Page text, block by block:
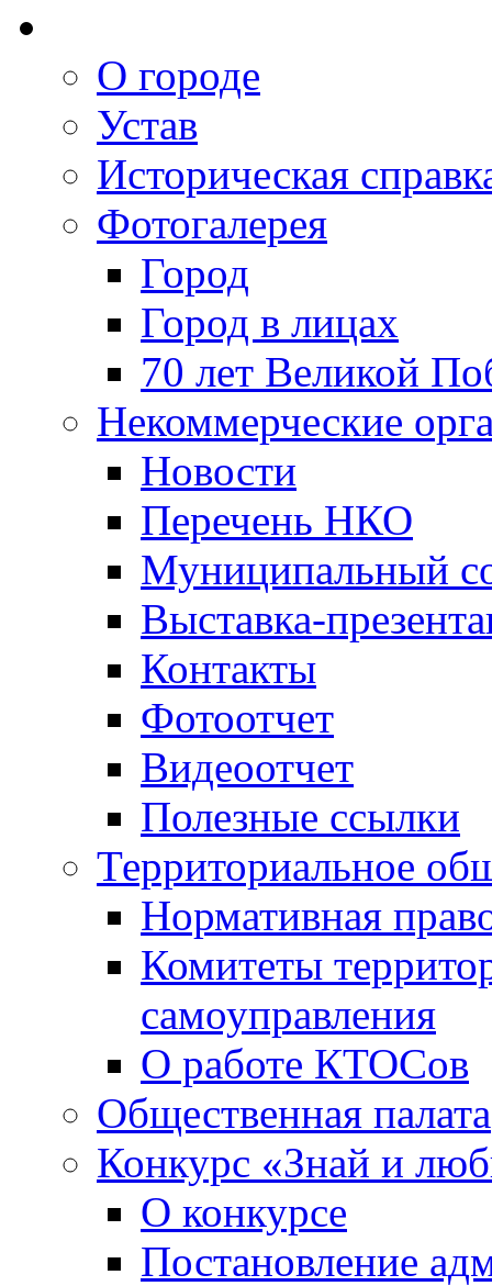
О городе
Устав
Историческая
Фотогалерея
Город
Город в лицах
70 лет Великой
Некоммерческие
Новости
Перечень НКО
Муниципальный
Выставка-
Контакты
Фотоотчет
Видеоотчет
Полезные ссылки
Территориальное
Нормативная
Комитеты
самоуправления
О работе КТОСов
Общественная палата
Конкурс «Знай и
О конкурсе
Постановление